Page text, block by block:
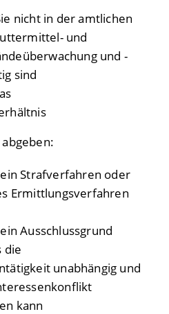
nicht in der amtlichen
und
und -
sind
Strafverfahren oder
Ermittlungsverfahren
Ausschlussgrund
die
unabhängig und
kann